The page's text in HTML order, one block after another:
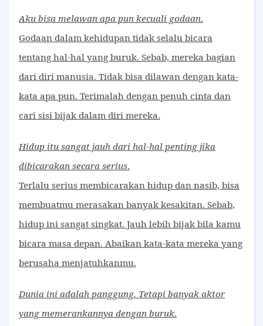
Aku bisa melawan apa pun kecuali godaan.
Godaan dalam kehidupan tidak selalu bicara
tentang hal-hal yang buruk. Sebab, mereka bagian
dari diri manusia. Tidak bisa dilawan dengan kata-
kata apa pun. Terimalah dengan penuh cinta dan
cari sisi bijak dalam diri mereka.
Hidup itu sangat jauh dari hal-hal penting jika
dibicarakan secara serius.
Terlalu serius membicarakan hidup dan nasib, bisa
membuatmu merasakan banyak kesakitan. Sebab,
hidup ini sangat singkat. Jauh lebih bijak bila kamu
bicara masa depan. Abaikan kata-kata mereka yang
berusaha menjatuhkanmu.
Dunia ini adalah panggung. Tetapi banyak aktor
yang memerankannya dengan buruk.